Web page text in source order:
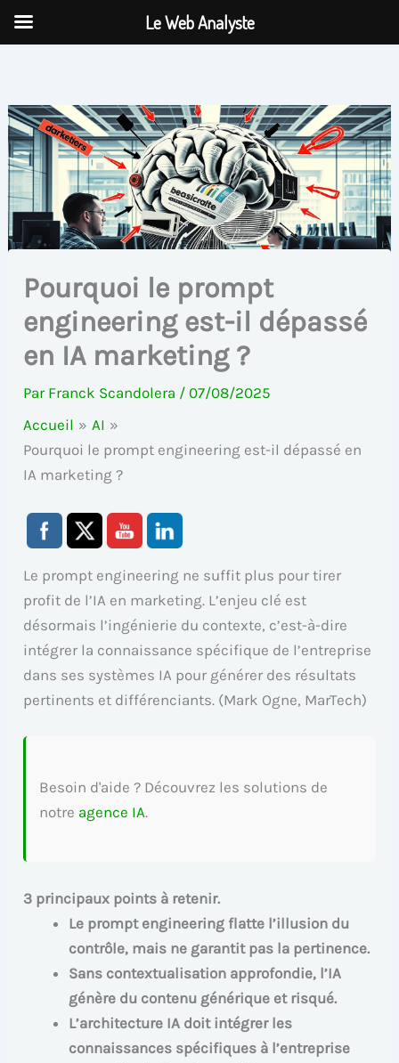
Aller
Pourquoi le prompt
engineering est-il dépassé
en IA marketing ?
Par Franck Scandolera /07/08/2025
Accueil
AI
Pourquoi le prompt engineering est-il dépassé en
IA marketing ?
Le prompt engineering ne suffit plus pour tirer
profit de l’IA en marketing. L’enjeu clé est
désormais l’ingénierie du contexte, c’est-à-dire
intégrer la connaissance spécifique de l’entreprise
dans ses systèmes IA pour générer des résultats
pertinents et différenciants. (Mark Ogne, MarTech)
Besoin d'aide ? Découvrez les solutions de
notre agence IA.
3 principaux points à retenir.
Le prompt engineering flatte l’illusion du
contrôle, mais ne garantit pas la pertinence.
Sans contextualisation approfondie, l’IA
génère du contenu générique et risqué.
L’architecture IA doit intégrer les
connaissances spécifiques à l’entreprise
Le Web Analyste